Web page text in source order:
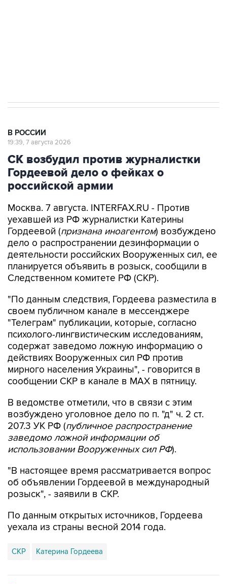
В РОССИИ
19:39, 7 августа 2026
СК возбудил против журналистки
Гордеевой дело о фейках о
российской армии
Москва. 7 августа. INTERFAX.RU - Против
уехавшей из РФ журналистки Катерины
Гордеевой (признана иноагентом) возбуждено
дело о распространении дезинформации о
деятельности российских Вооруженных сил, ее
планируется объявить в розыск, сообщили в
Следственном комитете РФ (СКР).
"По данным следствия, Гордеева разместила в
своем публичном канале в мессенджере
"Телеграм" публикации, которые, согласно
психолого-лингвистическим исследованиям,
содержат заведомо ложную информацию о
действиях Вооруженных сил РФ против
мирного населения Украины", - говорится в
сообщении СКР в канале в MAX в пятницу.
В ведомстве отметили, что в связи с этим
возбуждено уголовное дело по п. "д" ч. 2 ст.
207.3 УК РФ (публичное распространение
заведомо ложной информации об
использовании Вооруженных сил РФ).
"В настоящее время рассматривается вопрос
об объявлении Гордеевой в международный
розыск", - заявили в СКР.
По данным открытых источников, Гордеева
уехала из страны весной 2014 года.
СКР Катерина Гордеева